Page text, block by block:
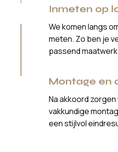
Inmeten op
We komen langs
meten. Zo ben je
passend
Montage en
Na akkoord
vakkundige
een stijlvol